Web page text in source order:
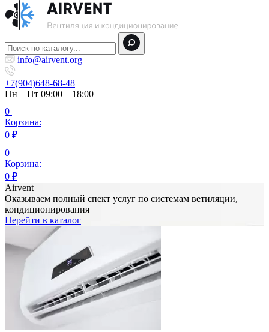
info@airvent.org
+7(904)648-68-48
Пн—Пт 09:00—18:00
0
Корзина:
0 ₽
0
Корзина:
0 ₽
Airvent
Оказываем полный спект услуг по системам ветиляции,
кондиционирования
Перейти в каталог